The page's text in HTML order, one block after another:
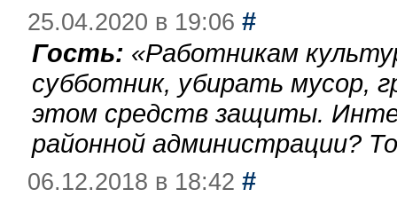
25.04.2020 в 19:06 #
Гость: «Работникам
субботник, убирать мусор,
этом средств защиты.
районной администрации?
06.12.2018 в 18:42 #